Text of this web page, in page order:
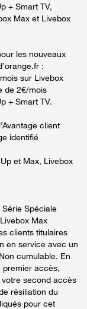
+ Smart TV,
Max et Livebox
les nouveaux
:
sur Livebox
de 2€/mois
+ Smart TV.
client
identifié
et Max, Livebox
Spéciale
Max
clients titulaires
en service avec un
cumulable. En
premier accès,
votre second accès
résiliation du
pour cet